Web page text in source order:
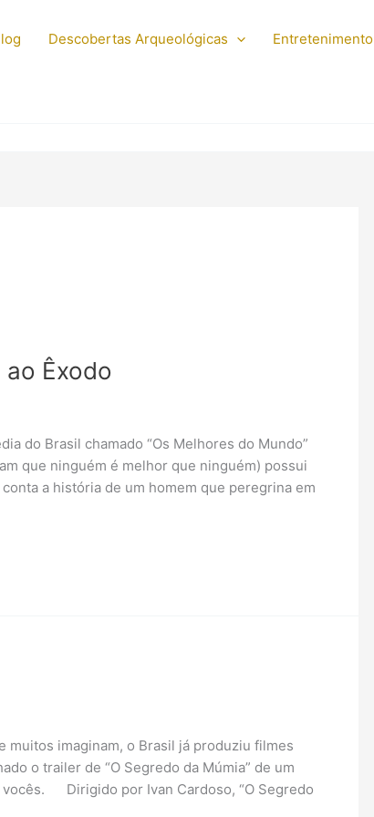
Descobertas Arqueológicas Entretenimento
Êxodo
do Brasil chamado “Os Melhores do Mundo”
que ninguém é melhor que ninguém) possui
a história de um homem que peregrina em
muitos imaginam, o Brasil já produziu filmes
o trailer de “O Segredo da Múmia” de um
vocês. Dirigido por Ivan Cardoso, “O Segredo